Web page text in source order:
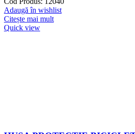
Adaugă în wishlist
Citește mai mult
Quick view